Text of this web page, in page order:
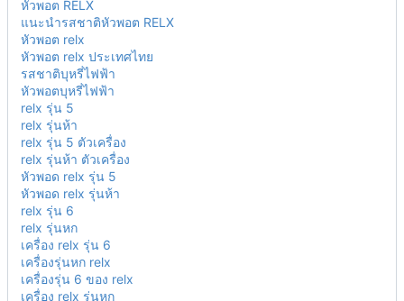
หัวพอต RELX
แนะนำรสชาติหัวพอต RELX
หัวพอต relx
หัวพอต relx ประเทศไทย
รสชาติบุหรี่ไฟฟ้า
หัวพอตบุหรี่ไฟฟ้า
relx รุ่น 5
relx รุ่นห้า
relx รุ่น 5 ตัวเครื่อง
relx รุ่นห้า ตัวเครื่อง
หัวพอด relx รุ่น 5
หัวพอด relx รุ่นห้า
relx รุ่น 6
relx รุ่นหก
เครื่อง relx รุ่น 6
เครื่องรุ่นหก relx
เครื่องรุ่น 6 ของ relx
เครื่อง relx รุ่นหก